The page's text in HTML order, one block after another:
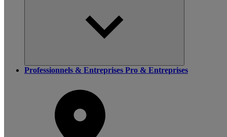
Professionnels & Entreprises Pro & Entreprises